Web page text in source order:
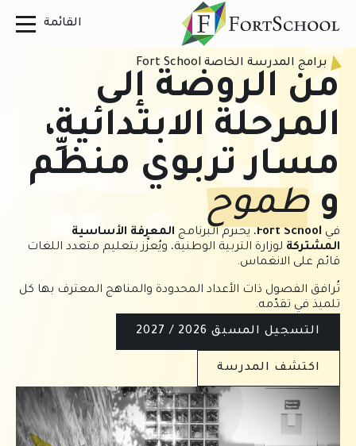
برامج المدرسة الخاصة Fort School
من الروضة إلى
المرحلة الابتدائية،
مسار تربوي منظِّم
و طموح
في Fort School، يحترم البرنامج المعرفة الأساسية
المشتركة لوزارة التربية الوطنية، ويُعزَّز بتعليم متعدد اللغات
قائم على الانغماس.
تُرافق الفصول ذات الأعداد المحدودة والمناهج المعترف بها كل
تلميذ في تقدّمه.
التسجيل المسبق 2026 / 2027
اكتشف المدرسة